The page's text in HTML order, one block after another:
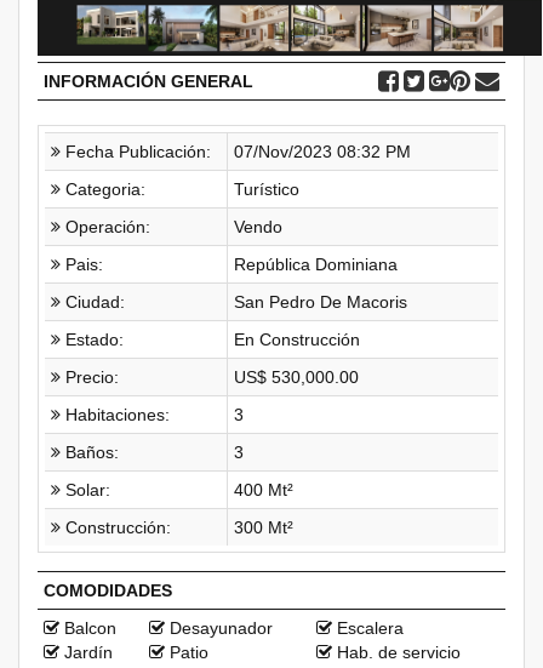
INFORMACIÓN GENERAL
Fecha Publicación:
07/Nov/2023 08:32 PM
Categoria:
Turístico
Operación:
Vendo
Pais:
República Dominiana
Ciudad:
San Pedro De Macoris
Estado:
En Construcción
Precio:
US$ 530,000.00
Habitaciones:
3
Baños:
3
Solar:
400 Mt²
Construcción:
300 Mt²
COMODIDADES
Balcon
Desayunador
Escalera
Jardín
Patio
Hab. de servicio